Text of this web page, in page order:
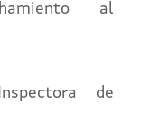
al
de